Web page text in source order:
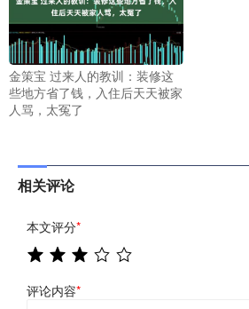
金策宝 过来人的教训：装修这
些地方省了钱，入住后天天被家
人骂，太冤了
相关评论
本文评分*
评论内容*